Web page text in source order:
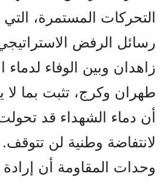
التحركات المستمرة،
رسائل الرفض
زاهدان وبين الوفاء
طهران وكرج، تثبت بما لا
أن دماء الشهداء قد
لانتفاضة وطنية لن تتوقف.
وحدات المقاومة أن